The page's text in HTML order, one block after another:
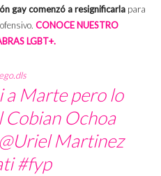
gay comenzó a resignificarla para
CONOCE NUESTRO
LGBT+.
a Marte pero lo
Cobian Ochoa
Martinez
#fyp